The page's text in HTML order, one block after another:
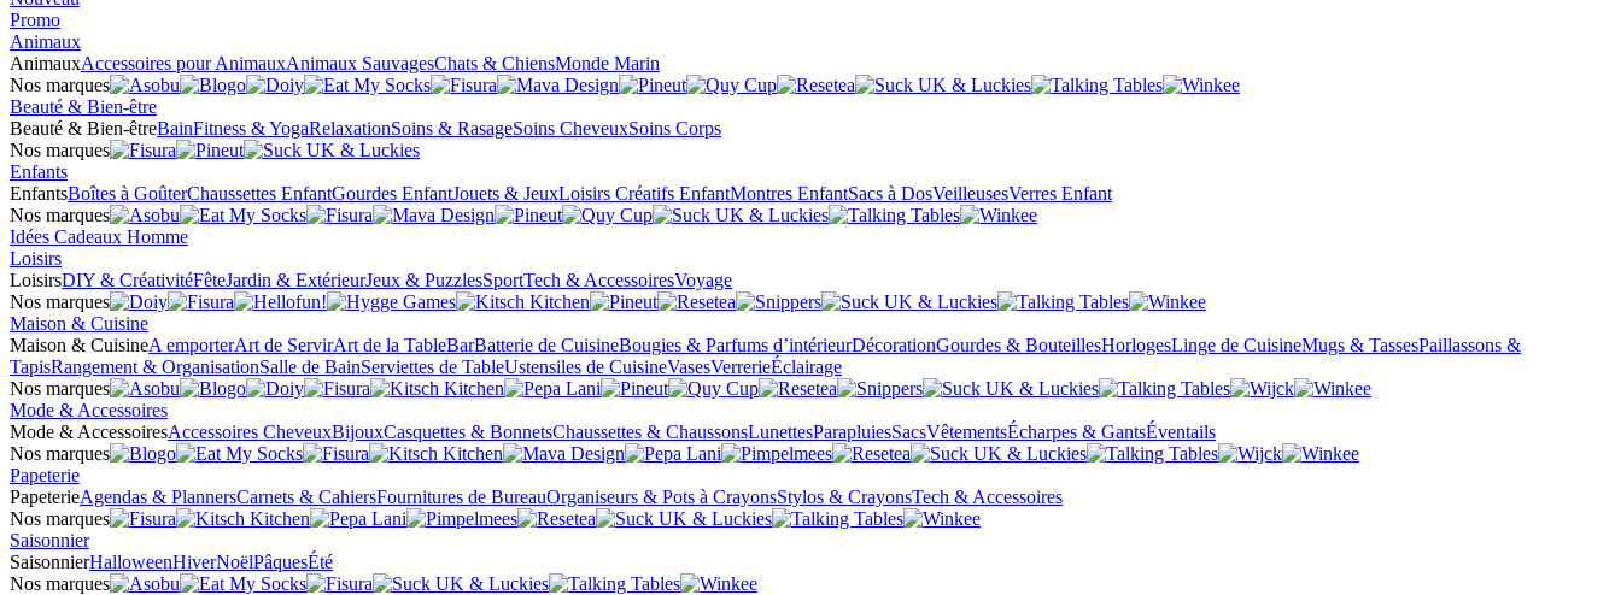
Promo
Animaux
AnimauxAccessoires pour AnimauxAnimaux SauvagesChats & ChiensMonde Marin
Nos marques
Beauté & Bien-être
Beauté & Bien-êtreBainFitness & YogaRelaxationSoins & RasageSoins CheveuxSoins Corps
Nos marques
Enfants
EnfantsBoîtes à GoûterChaussettes EnfantGourdes EnfantJouets & JeuxLoisirs Créatifs EnfantMontres EnfantSacs à DosVeilleusesVerres Enfant
Nos marques
Idées Cadeaux Homme
Loisirs
LoisirsDIY & CréativitéFêteJardin & ExtérieurJeux & PuzzlesSportTech & AccessoiresVoyage
Nos marques
Maison & Cuisine
Maison & CuisineA emporterArt de ServirArt de la TableBarBatterie de CuisineBougies & Parfums d’intérieurDécorationGourdes & BouteillesHorlogesLinge de CuisineMugs & TassesPaillassons &
TapisRangement & OrganisationSalle de BainServiettes de TableUstensiles de CuisineVasesVerrerieÉclairage
Nos marques
Mode & Accessoires
Mode & AccessoiresAccessoires CheveuxBijouxCasquettes & BonnetsChaussettes & ChaussonsLunettesParapluiesSacsVêtementsÉcharpes & GantsÉventails
Nos marques
Papeterie
PapeterieAgendas & PlannersCarnets & CahiersFournitures de BureauOrganiseurs & Pots à CrayonsStylos & CrayonsTech & Accessoires
Nos marques
Saisonnier
SaisonnierHalloweenHiverNoëlPâquesÉté
Nos marques